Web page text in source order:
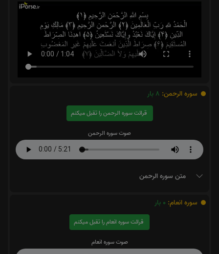
سوره الرحمن: 8 بار
قرائت سوره الرحمن را تقبل میکنم
صوت سوره الرحمن
متن سوره الرحمن
سوره انعام: 0 بار
قرائت سوره انعام را تقبل میکنم
صوت سوره انعام